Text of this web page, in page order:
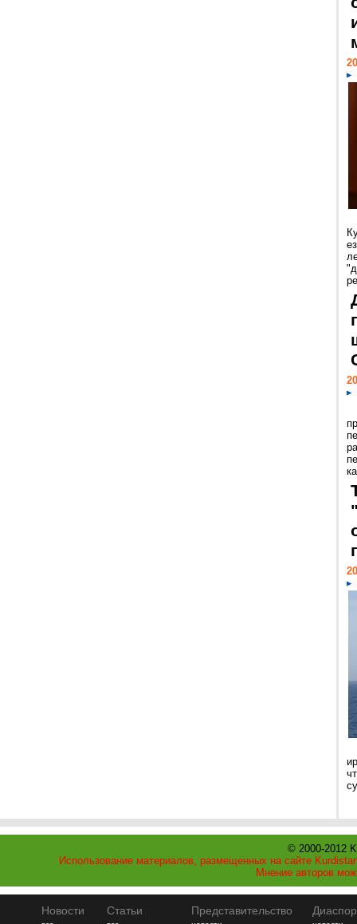
© 2000-2012
Использование материалов, размещенных на сайте
Мнение авторов
Новости Статьи Представительство